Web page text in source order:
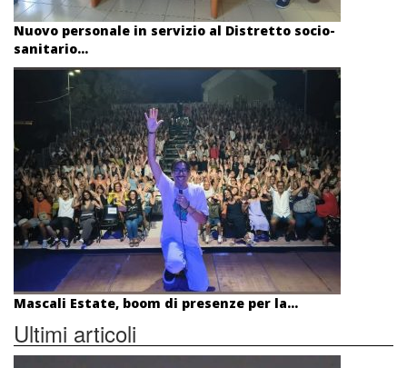
Nuovo personale in servizio al Distretto socio-
sanitario...
Mascali Estate, boom di presenze per la...
Ultimi articoli